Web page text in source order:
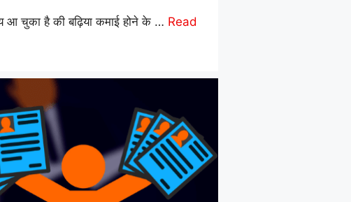
चुका है की बढ़िया कमाई होने के … Read